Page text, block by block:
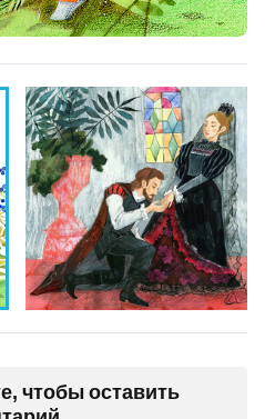
чтобы оставить